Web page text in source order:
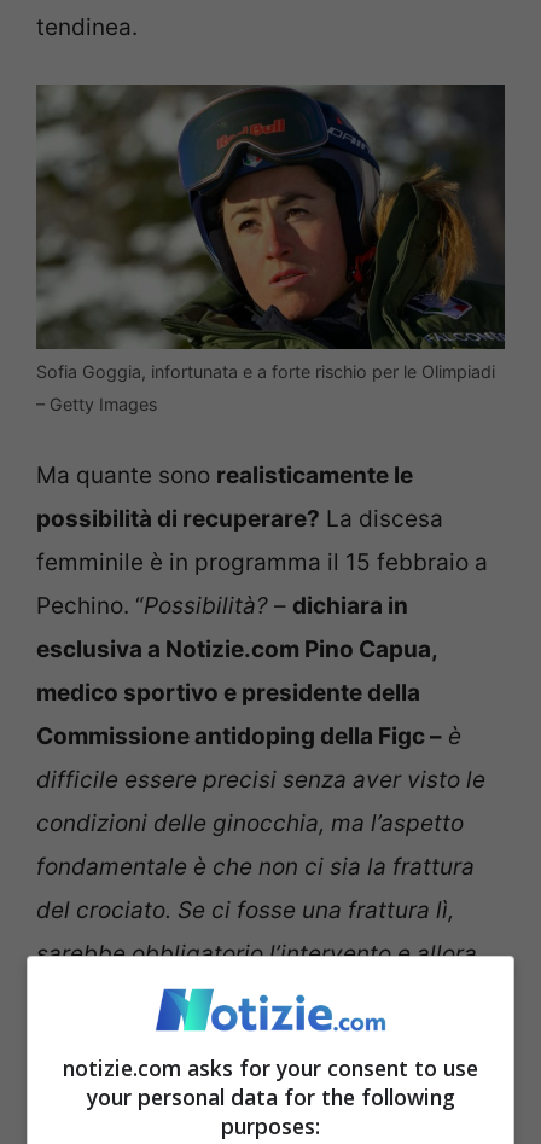
tendinea.
Sofia Goggia, infortunata e a forte rischio per le Olimpiadi
– Getty Images
Ma quante sono realisticamente le
possibilità di recuperare? La discesa
femminile è in programma il 15 febbraio a
Pechino. “Possibilità? – dichiara in
esclusiva a Notizie.com Pino Capua,
medico sportivo e presidente della
Commissione antidoping della Figc – è
difficile essere precisi senza aver visto le
condizioni delle ginocchia, ma l’aspetto
fondamentale è che non ci sia la frattura
del crociato. Se ci fosse una frattura lì,
sarebbe obbligatorio l’intervento e allora
diventerebbe impossibile un tentativo di
recupero. Pensare poi di gareggiare con un
crociato rotto sarebbe impossibile perchè
il ginocchio non reggerebbe. La mini
notizie.com asks for your consent to use
your personal data for the following
purposes: